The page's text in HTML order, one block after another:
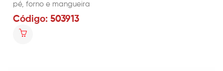
pé, forno e mangueira
Código: 503913